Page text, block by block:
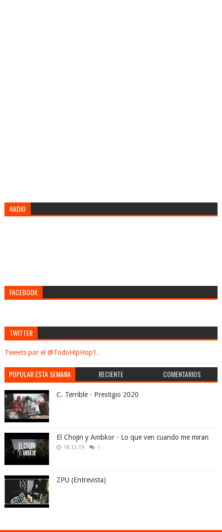
RADIO
FACEBOOK
TWITTER
Tweets por el @TodoHipHop1.
POPULAR ESTA SEMANA RECIENTE COMENTARIOS
C. Terrible - Prestigio 2020
El Chojin y Ambkor - Lo que ven cuando me miran
18.12.19 1
ZPU (Entrevista)